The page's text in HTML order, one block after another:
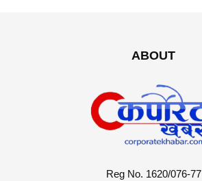
ABOUT
Reg No. 1620/076-77